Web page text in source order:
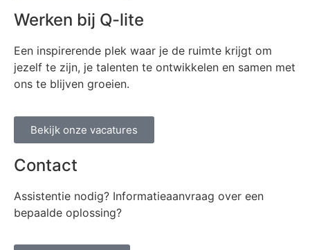
Werken bij Q-lite
Een inspirerende plek waar je de ruimte krijgt om
jezelf te zijn, je talenten te ontwikkelen en samen met
ons te blijven groeien.
Bekijk onze vacatures
Contact
Assistentie nodig? Informatieaanvraag over een
bepaalde oplossing?